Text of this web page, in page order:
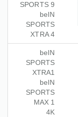
SPORTS 9
beIN
SPORTS
XTRA 4
beIN
SPORTS
XTRA1
beIN
SPORTS
MAX 1
4K